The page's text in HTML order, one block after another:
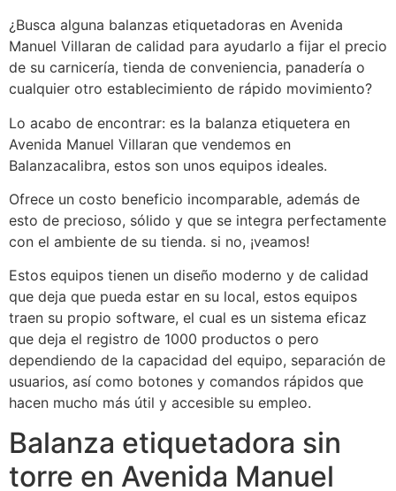
¿Busca alguna balanzas etiquetadoras en Avenida
Manuel Villaran de calidad para ayudarlo a fijar el precio
de su carnicería, tienda de conveniencia, panadería o
cualquier otro establecimiento de rápido movimiento?
Lo acabo de encontrar: es la balanza etiquetera en
Avenida Manuel Villaran que vendemos en
Balanzacalibra, estos son unos equipos ideales.
Ofrece un costo beneficio incomparable, además de
esto de precioso, sólido y que se integra perfectamente
con el ambiente de su tienda. si no, ¡veamos!
Estos equipos tienen un diseño moderno y de calidad
que deja que pueda estar en su local, estos equipos
traen su propio software, el cual es un sistema eficaz
que deja el registro de 1000 productos o pero
dependiendo de la capacidad del equipo, separación de
usuarios, así como botones y comandos rápidos que
hacen mucho más útil y accesible su empleo.
Balanza etiquetadora sin
torre en Avenida Manuel